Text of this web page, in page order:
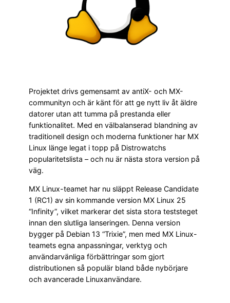
Projektet drivs gemensamt av antiX- och MX-
communityn och är känt för att ge nytt liv åt äldre
datorer utan att tumma på prestanda eller
funktionalitet. Med en välbalanserad blandning av
traditionell design och moderna funktioner har MX
Linux länge legat i topp på Distrowatchs
popularitetslista – och nu är nästa stora version på
väg.
MX Linux-teamet har nu släppt Release Candidate
1 (RC1) av sin kommande version MX Linux 25
“Infinity”, vilket markerar det sista stora teststeget
innan den slutliga lanseringen. Denna version
bygger på Debian 13 “Trixie”, men med MX Linux-
teamets egna anpassningar, verktyg och
användarvänliga förbättringar som gjort
distributionen så populär bland både nybörjare
och avancerade Linuxanvändare.